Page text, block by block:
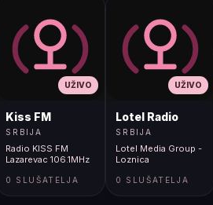
UŽIVO
Kiss FM
SRBIJA
Radio KISS FM
Lazarevac 106.1MHz
0 SLUŠATELJA
UŽIVO
Lotel Radio
SRBIJA
Lotel Media Group -
Loznica
0 SLUŠATELJA